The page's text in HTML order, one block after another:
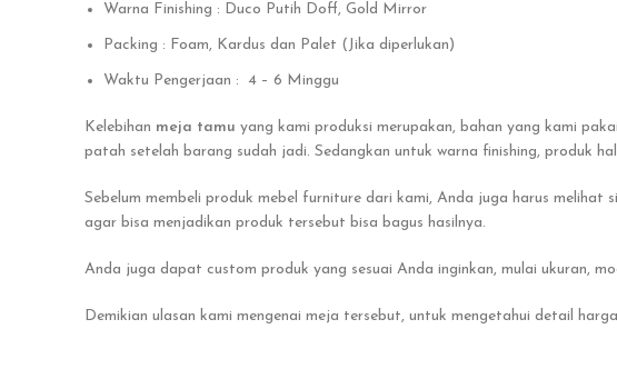
Warna Finishing : Duco Putih Doff, Gold Mirror
Packing : Foam, Kardus dan Palet (Jika diperlukan)
Waktu Pengerjaan : 4 – 6 Minggu
Kelebihan meja tamu yang kami produksi merupakan, bahan yang kami
patah setelah barang sudah jadi. Sedangkan untuk warna finishing, produk
Sebelum membeli produk mebel furniture dari kami, Anda juga harus
agar bisa menjadikan produk tersebut bisa bagus hasilnya.
Anda juga dapat custom produk yang sesuai Anda inginkan, mulai ukuran,
Demikian ulasan kami mengenai meja tersebut, untuk mengetahui detail harga